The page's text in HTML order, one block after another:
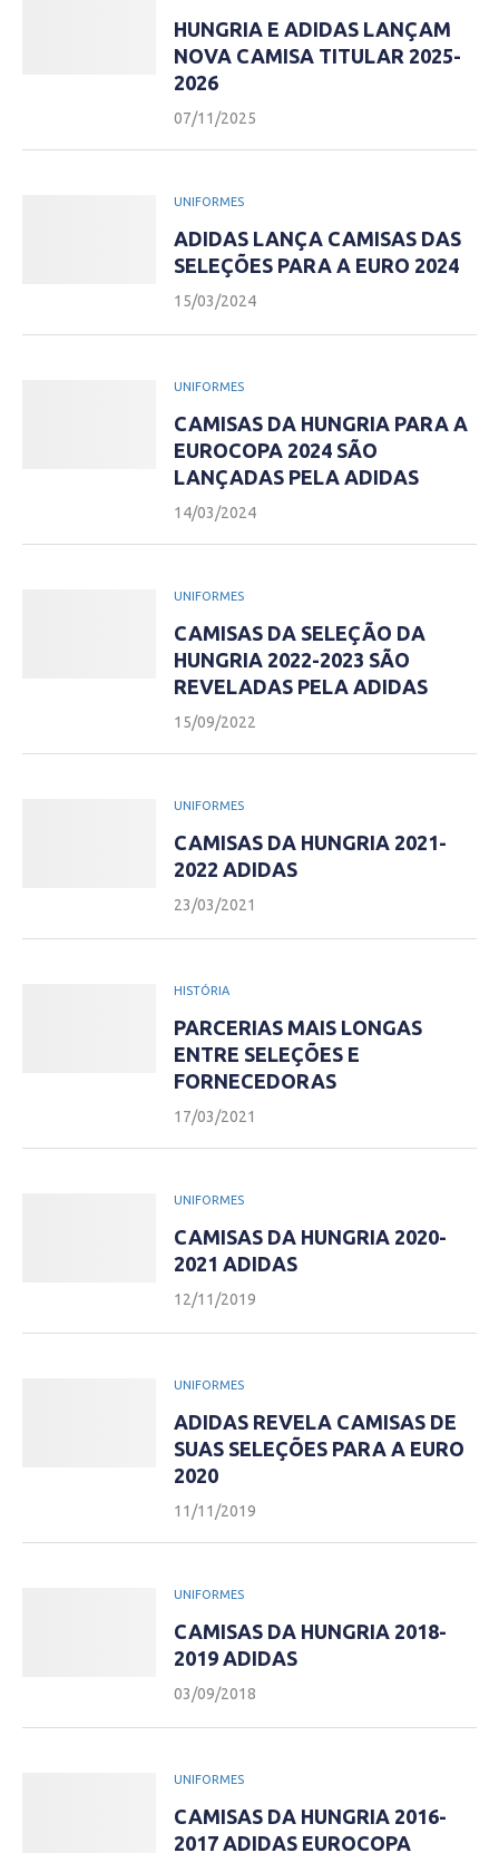
HUNGRIA E ADIDAS LANÇAM
NOVA CAMISA TITULAR 2025-
2026
07/11/2025
UNIFORMES
ADIDAS LANÇA CAMISAS DAS
SELEÇÕES PARA A EURO 2024
15/03/2024
UNIFORMES
CAMISAS DA HUNGRIA PARA A
EUROCOPA 2024 SÃO
LANÇADAS PELA ADIDAS
14/03/2024
UNIFORMES
CAMISAS DA SELEÇÃO DA
HUNGRIA 2022-2023 SÃO
REVELADAS PELA ADIDAS
15/09/2022
UNIFORMES
CAMISAS DA HUNGRIA 2021-
2022 ADIDAS
23/03/2021
HISTÓRIA
PARCERIAS MAIS LONGAS
ENTRE SELEÇÕES E
FORNECEDORAS
17/03/2021
UNIFORMES
CAMISAS DA HUNGRIA 2020-
2021 ADIDAS
12/11/2019
UNIFORMES
ADIDAS REVELA CAMISAS DE
SUAS SELEÇÕES PARA A EURO
2020
11/11/2019
UNIFORMES
CAMISAS DA HUNGRIA 2018-
2019 ADIDAS
03/09/2018
UNIFORMES
CAMISAS DA HUNGRIA 2016-
2017 ADIDAS EUROCOPA